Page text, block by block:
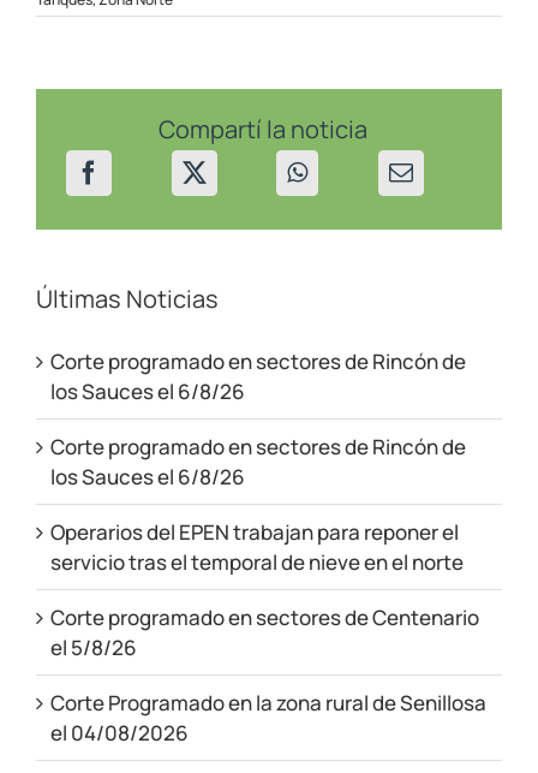
la
de
tanque
Compartí la noticia
Últimas Noticias
Corte programado en sectores de Rincón de
los Sauces el 6/8/26
Corte programado en sectores de Rincón de
los Sauces el 6/8/26
Operarios del EPEN trabajan para reponer el
servicio tras el temporal de nieve en el norte
Corte programado en sectores de Centenario
el 5/8/26
Corte Programado en la zona rural de Senillosa
el 04/08/2026